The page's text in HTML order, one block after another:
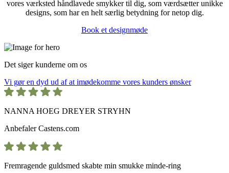
vores værksted håndlavede smykker til dig, som værdsætter unikke
designs, som har en helt særlig betydning for netop dig.
Book et designmøde
Det siger kunderne om os
Vi gør en dyd ud af at imødekomme vores kunders ønsker
NANNA HOEG DREYER STRYHN
AnbefalerCastens.com
Fremragende guldsmed skabte min smukke minde-ring